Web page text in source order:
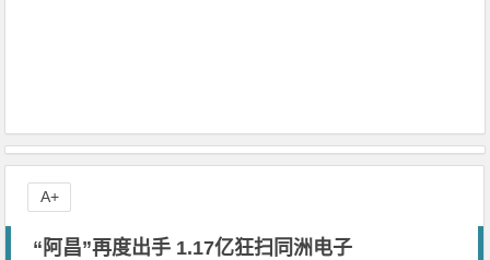
“阿昌”再度出手 1.17亿狂扫同洲电子
A+